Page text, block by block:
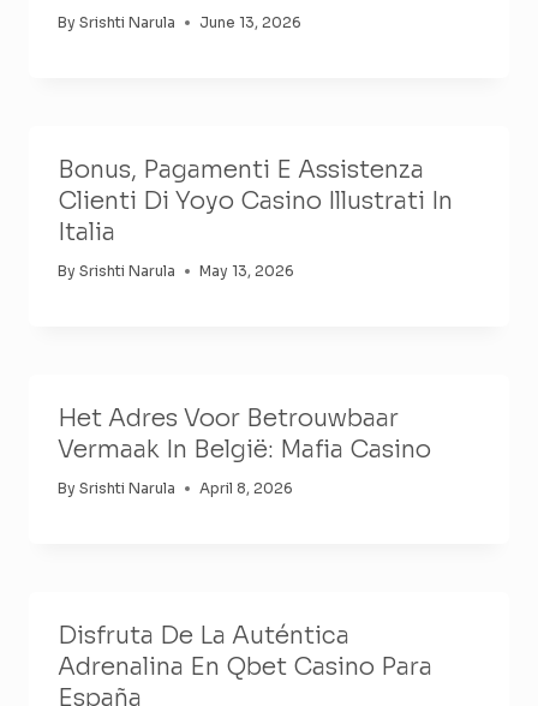
By Srishti Narula June 13, 2026
Bonus, Pagamenti E Assistenza
Clienti Di Yoyo Casino Illustrati In
Italia
By Srishti Narula May 13, 2026
Het Adres Voor Betrouwbaar
Vermaak In België: Mafia Casino
By Srishti Narula April 8, 2026
Disfruta De La Auténtica
Adrenalina En Qbet Casino Para
España